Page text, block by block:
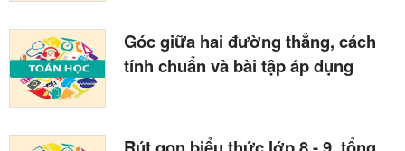
Góc giữa hai đường thẳng, cách
tính chuẩn và bài tập áp dụng